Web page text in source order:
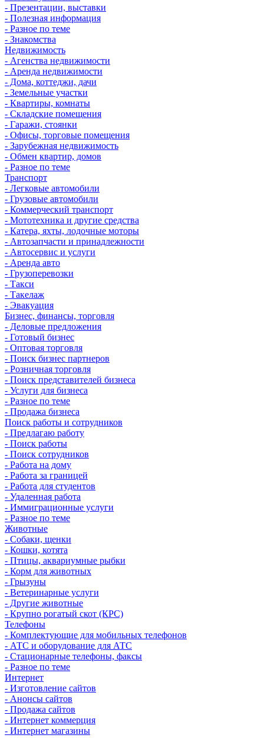
- Презентации, выставки
- Полезная информация
- Разное по теме
- Знакомства
Недвижимость
- Агенства недвижимости
- Аренда недвижимости
- Дома, коттеджи, дачи
- Земельные участки
- Квартиры, комнаты
- Складские помещения
- Гаражи, стоянки
- Офисы, торговые помещения
- Зарубежная недвижимость
- Обмен квартир, домов
- Разное по теме
Транспорт
- Легковые автомобили
- Грузовые автомобили
- Коммерческий транспорт
- Мототехника и другие средства
- Катера, яхты, лодочные моторы
- Автозапчасти и принадлежности
- Автосервис и услуги
- Аренда авто
- Грузоперевозки
- Такси
- Такелаж
- Эвакуация
Бизнес, финансы, торговля
- Деловые предложения
- Готовый бизнес
- Оптовая торговля
- Поиск бизнес партнеров
- Розничная торговля
- Поиск представителей бизнеса
- Услуги для бизнеса
- Разное по теме
- Продажа бизнеса
Поиск работы и сотрудников
- Предлагаю работу
- Поиск работы
- Поиск сотрудников
- Работа на дому
- Работа за границей
- Работа для студентов
- Удаленная работа
- Иммиграционные услуги
- Разное по теме
Животные
- Собаки, щенки
- Кошки, котята
- Птицы, аквариумные рыбки
- Корм для животных
- Грызуны
- Ветеринарные услуги
- Другие животные
- Крупно рогатый скот (КРС)
Телефоны
- Комплектующие для мобильных телефонов
- АТС и оборудование для АТС
- Стационарные телефоны, факсы
- Разное по теме
Интернет
- Изготовление сайтов
- Анонсы сайтов
- Продажа сайтов
- Интернет коммерция
- Интернет магазины